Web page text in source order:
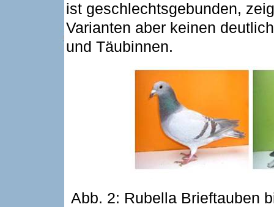
ist geschlechtsgebunden,
Varianten aber keinen
und Täubinnen.
Abb. 2: Rubella Brieftauben